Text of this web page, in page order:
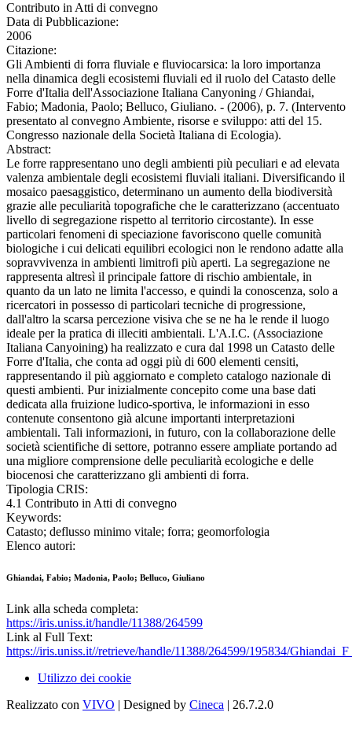
Contributo in Atti di convegno
Data di Pubblicazione:
2006
Citazione:
Gli Ambienti di forra fluviale e fluviocarsica: la loro importanza
nella dinamica degli ecosistemi fluviali ed il ruolo del Catasto delle
Forre d'Italia dell'Associazione Italiana Canyoning / Ghiandai,
Fabio; Madonia, Paolo; Belluco, Giuliano. - (2006), p. 7. (Intervento
presentato al convegno Ambiente, risorse e sviluppo: atti del 15.
Congresso nazionale della Società Italiana di Ecologia).
Abstract:
Le forre rappresentano uno degli ambienti più peculiari e ad elevata
valenza ambientale degli ecosistemi fluviali italiani. Diversificando il
mosaico paesaggistico, determinano un aumento della biodiversità
grazie alle peculiarità topografiche che le caratterizzano (accentuato
livello di segregazione rispetto al territorio circostante). In esse
particolari fenomeni di speciazione favoriscono quelle comunità
biologiche i cui delicati equilibri ecologici non le rendono adatte alla
sopravvivenza in ambienti limitrofi più aperti. La segregazione ne
rappresenta altresì il principale fattore di rischio ambientale, in
quanto da un lato ne limita l'accesso, e quindi la conoscenza, solo a
ricercatori in possesso di particolari tecniche di progressione,
dall'altro la scarsa percezione visiva che se ne ha le rende il luogo
ideale per la pratica di illeciti ambientali. L'A.I.C. (Associazione
Italiana Canyoining) ha realizzato e cura dal 1998 un Catasto delle
Forre d'Italia, che conta ad oggi più di 600 elementi censiti,
rappresentando il più aggiornato e completo catalogo nazionale di
questi ambienti. Pur inizialmente concepito come una base dati
dedicata alla fruizione ludico-sportiva, le informazioni in esso
contenute consentono già alcune importanti interpretazioni
ambientali. Tali informazioni, in futuro, con la collaborazione delle
società scientifiche di settore, potranno essere ampliate portando ad
una migliore comprensione delle peculiarità ecologiche e delle
biocenosi che caratterizzano gli ambienti di forra.
Tipologia CRIS:
4.1 Contributo in Atti di convegno
Keywords:
Catasto; deflusso minimo vitale; forra; geomorfologia
Elenco autori:
Ghiandai, Fabio; Madonia, Paolo; Belluco, Giuliano
Link alla scheda completa:
https://iris.uniss.it/handle/11388/264599
Link al Full Text:
https://iris.uniss.it//retrieve/handle/11388/264599/195834/
Utilizzo dei cookie
Realizzato con VIVO | Designed by Cineca | 26.7.2.0